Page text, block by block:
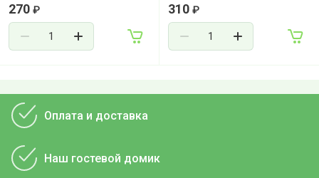
270 ₽ 310 ₽
Оплата и доставка
Наш гостевой домик